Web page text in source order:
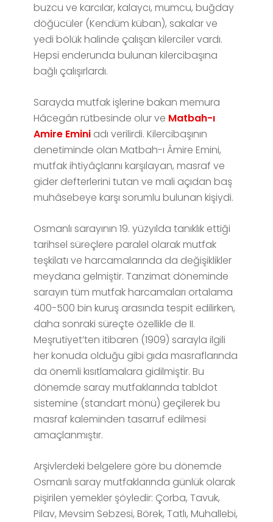
buzcu ve karcılar, kalaycı, mumcu, buğday
döğücüler (Kendüm küban), sakalar ve
yedi bölük halinde çalışan kilerciler vardı.
Hepsi enderunda bulunan kilercibaşına
bağlı çalışırlardı.
Sarayda mutfak işlerine bakan memura
Hâcegân rütbesinde olur ve Matbah-ı
Amire Emini adı verilirdi. Kilercibaşının
denetiminde olan Matbah-ı Âmire Emini,
mutfak ihtiyâçlarını karşılayan, masraf ve
gider defterlerini tutan ve mali açıdan baş
muhâsebeye karşı sorumlu bulunan kişiydi.
Osmanlı sarayının 19. yüzyılda tanıklık ettiği
tarihsel süreçlere paralel olarak mutfak
teşkilatı ve harcamalarında da değişiklikler
meydana gelmiştir. Tanzimat döneminde
sarayın tüm mutfak harcamaları ortalama
400-500 bin kuruş arasında tespit edilirken,
daha sonraki süreçte özellikle de II.
Meşrutiyet’ten itibaren (1909) sarayla ilgili
her konuda olduğu gibi gıda masraflarında
da önemli kısıtlamalara gidilmiştir. Bu
dönemde saray mutfaklarında tabldot
sistemine (standart mönü) geçilerek bu
masraf kaleminden tasarruf edilmesi
amaçlanmıştır.
Arşivlerdeki belgelere göre bu dönemde
Osmanlı saray mutfaklarında günlük olarak
pişirilen yemekler şöyledir: Çorba, Tavuk,
Pilav, Mevsim Sebzesi, Börek, Tatlı, Muhallebi,